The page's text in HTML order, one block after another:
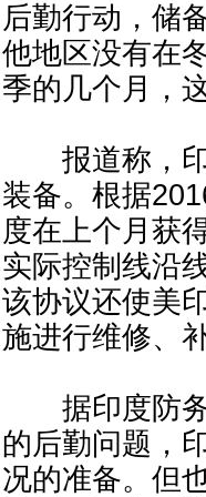
后勤行动，储
他地区没有在
季的几个月，
报道称，印
装备。根据
度在上个月获
实际控制线沿
该协议还使美
施进行维修、
据印度防务
的后勤问题，
况的准备。但